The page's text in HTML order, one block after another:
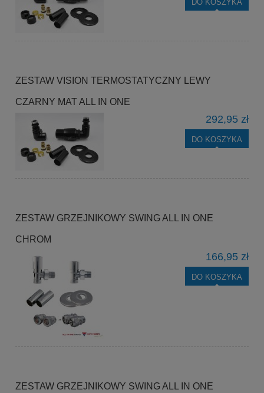
DO KOSZYKA
ZESTAW VISION TERMOSTATYCZNY LEWY
CZARNY MAT ALL IN ONE
292,95 zł
DO KOSZYKA
ZESTAW GRZEJNIKOWY SWING ALL IN ONE
CHROM
166,95 zł
DO KOSZYKA
ZESTAW GRZEJNIKOWY SWING ALL IN ONE